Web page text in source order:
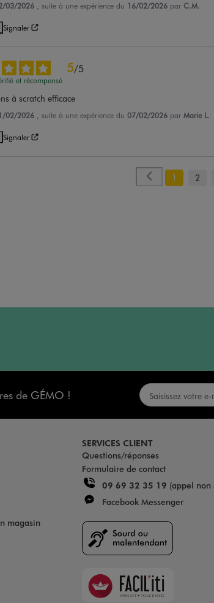
03/2026 , suite à une expérience du 16/02/2026 par C.M.
Signaler
5/5
et récompensé
à scratch efficace
02/2026 , suite à une expérience du 07/02/2026 par Marie L.
Signaler
1 2
de GÉMO !
magasin
SERVICES CLIENT
Questions/réponses
Formulaire de contact
09 69 32 35 19 (appel non
Facebook Messenger
Faciliti